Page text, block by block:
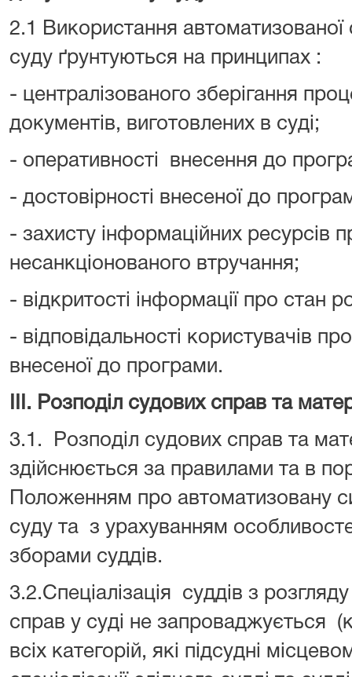
2.1 Використання автоматизованої
суду ґрунтуються на принципах :
- централізованого зберігання
документів, виготовлених в суді;
- оперативності внесення до
- достовірності внесеної до
- захисту інформаційних ресурсів
несанкціонованого втручання;
- відкритості інформації про стан
- відповідальності користувачів
внесеної до програми.
ІІІ. Розподіл судових справ та
3.1. Розподіл судових справ та
здійснюється за правилами та в
Положенням про автоматизовану
суду та з урахуванням
зборами суддів.
3.2.Спеціалізація суддів з
справ у суді не запроваджується
всіх категорій, які підсудні